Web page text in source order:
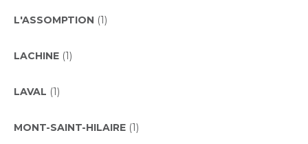
L'ASSOMPTION (1)
LACHINE (1)
LAVAL (1)
MONT-SAINT-HILAIRE (1)